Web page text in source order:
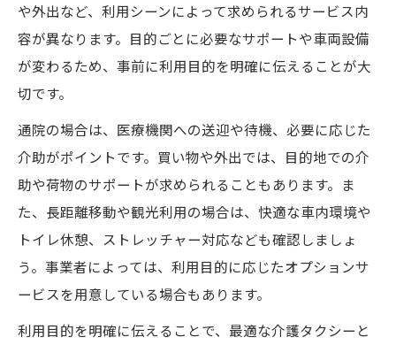
や外出など、利用シーンによって求められるサービス内
容が異なります。目的ごとに必要なサポートや車両設備
が変わるため、事前に利用目的を明確に伝えることが大
切です。
通院の場合は、医療機関への送迎や待機、必要に応じた
介助がポイントです。買い物や外出では、目的地での介
助や荷物のサポートが求められることもあります。ま
た、長距離移動や観光利用の場合は、快適な車内環境や
トイレ休憩、ストレッチャー対応なども確認しましょ
う。事業者によっては、利用目的に応じたオプションサ
ービスを用意している場合もあります。
利用目的を明確に伝えることで、最適な介護タクシーと